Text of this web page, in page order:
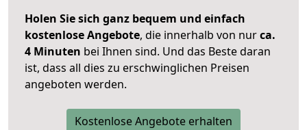
Holen Sie sich ganz bequem und einfach
kostenlose Angebote, die innerhalb von nurca.
4 Minuten bei Ihnen sind. Und das Beste daran
ist, dass all dies zu erschwinglichen Preisen
angeboten werden.
Kostenlose Angebote erhalten